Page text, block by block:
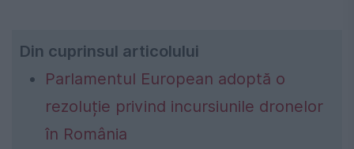
Din cuprinsul articolului
Parlamentul European adoptă o
rezoluție privind incursiunile dronelor
în România